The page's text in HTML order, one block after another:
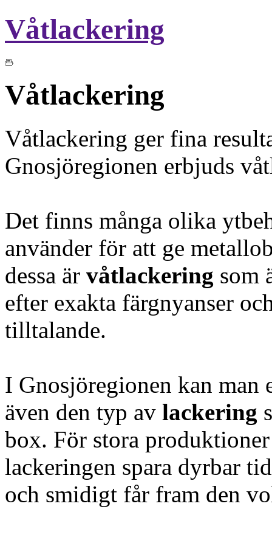
Våtlackering
Våtlackering
Våtlackering ger fina
Gnosjöregionen erbjuds
Det finns många olika
använder för att ge
dessa är våtlackering som
efter exakta färgnyanser
tilltalande.
I Gnosjöregionen kan man
även den typ av lackering
box. För stora
lackeringen spara dyrbar
och smidigt får fram den